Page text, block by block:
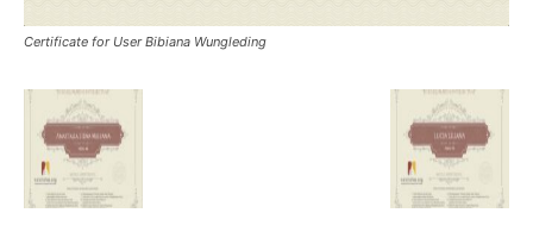
Certificate for User Bibiana Wungleding